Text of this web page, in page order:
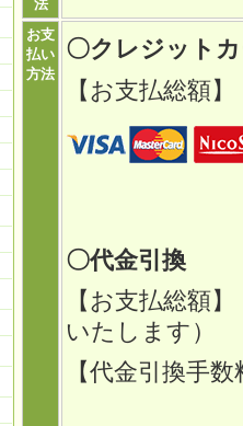
法
お支
払い
方法
〇クレジット
【お支払総額
〇代金引換
【お支払総額
いたします）
【代金引換